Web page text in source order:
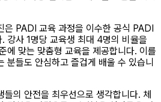
은 PADI 교육 과정을 이수한 공식 PADI
강사 1명당 교육생 최대 4명의 비율을
에 맞는 맞춤형 교육을 제공합니다. 이를
분들도 안심하고 즐겁게 배울 수 있습니
의 안전을 최우선으로 생각합니다. 체